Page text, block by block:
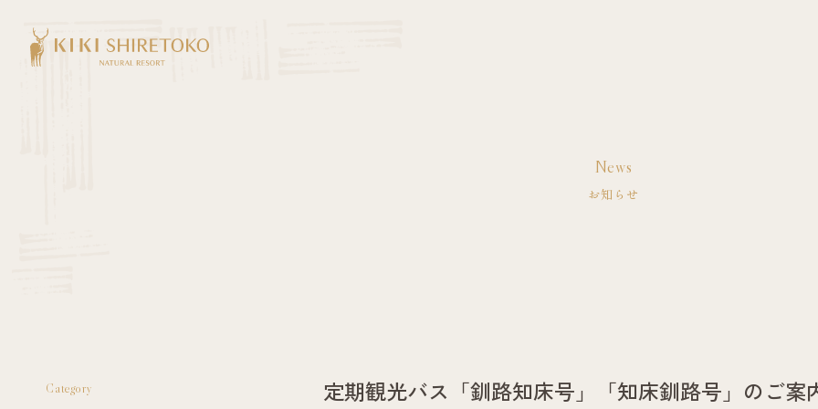
News
お知らせ
Category 定期観光バス「釧路知床号」「知床釧路号」のご案